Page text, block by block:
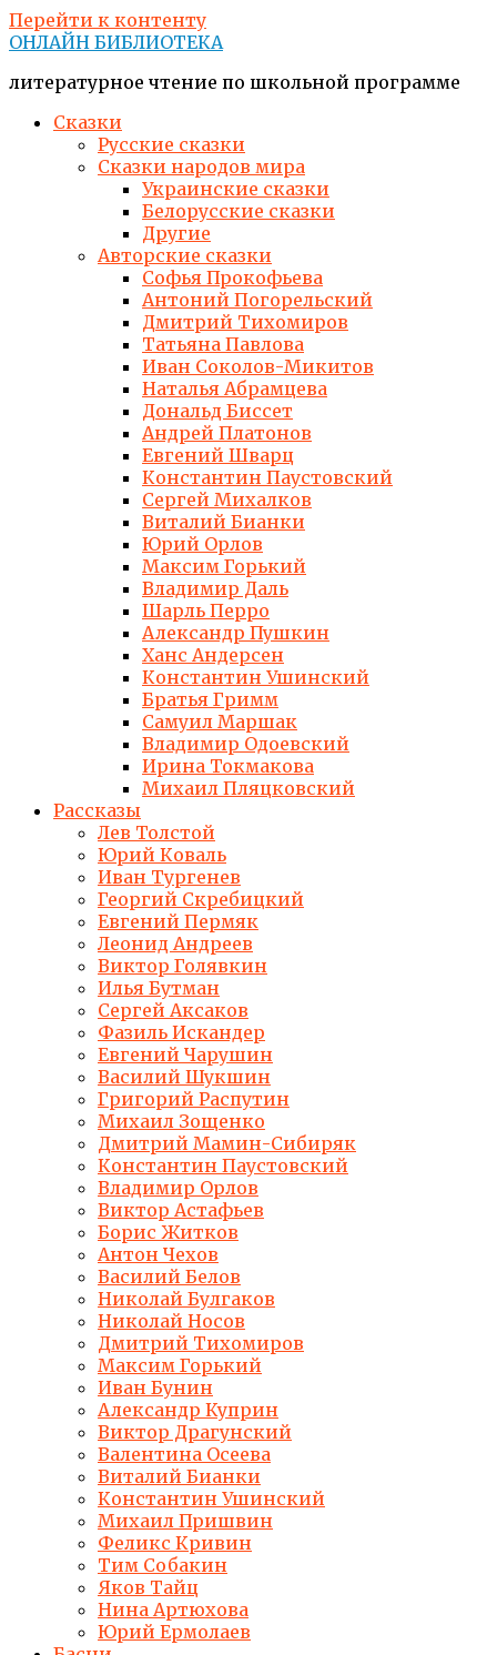
Перейти к контенту
ОНЛАЙН БИБЛИОТЕКА
литературное чтение по школьной программе
Сказки
Русские сказки
Сказки народов мира
Украинские сказки
Белорусские сказки
Другие
Авторские сказки
Софья Прокофьева
Антоний Погорельский
Дмитрий Тихомиров
Татьяна Павлова
Иван Соколов-Микитов
Наталья Абрамцева
Дональд Биссет
Андрей Платонов
Евгений Шварц
Константин Паустовский
Сергей Михалков
Виталий Бианки
Юрий Орлов
Максим Горький
Владимир Даль
Шарль Перро
Александр Пушкин
Ханс Андерсен
Константин Ушинский
Братья Гримм
Самуил Маршак
Владимир Одоевский
Ирина Токмакова
Михаил Пляцковский
Рассказы
Лев Толстой
Юрий Коваль
Иван Тургенев
Георгий Скребицкий
Евгений Пермяк
Леонид Андреев
Виктор Голявкин
Илья Бутман
Сергей Аксаков
Фазиль Искандер
Евгений Чарушин
Василий Шукшин
Григорий Распутин
Михаил Зощенко
Дмитрий Мамин-Сибиряк
Константин Паустовский
Владимир Орлов
Виктор Астафьев
Борис Житков
Антон Чехов
Василий Белов
Николай Булгаков
Николай Носов
Дмитрий Тихомиров
Максим Горький
Иван Бунин
Александр Куприн
Виктор Драгунский
Валентина Осеева
Виталий Бианки
Константин Ушинский
Михаил Пришвин
Феликс Кривин
Тим Собакин
Яков Тайц
Нина Артюхова
Юрий Ермолаев